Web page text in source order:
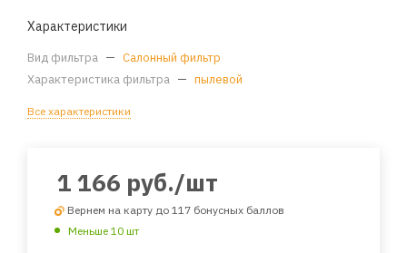
Характеристики
Вид фильтра — Салонный фильтр
Характеристика фильтра — пылевой
Все характеристики
1 166 руб./шт
Вернем на карту до 117 бонусных баллов
Меньше 10 шт